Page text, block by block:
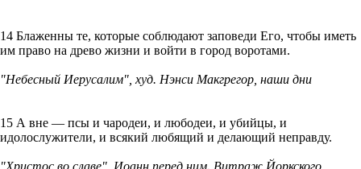
14 Блаженны те, которые соблюдают заповеди Его, чтобы иметь
им право на древо жизни и войти в город воротами.
"Небесный Иерусалим", худ. Нэнси Макгрегор, наши дни
15 А вне — псы и чародеи, и любодеи, и убийцы, и
идолослужители, и всякий любящий и делающий неправду.
"Христос во славе", Иоанн перед ним. Витраж Йоркского